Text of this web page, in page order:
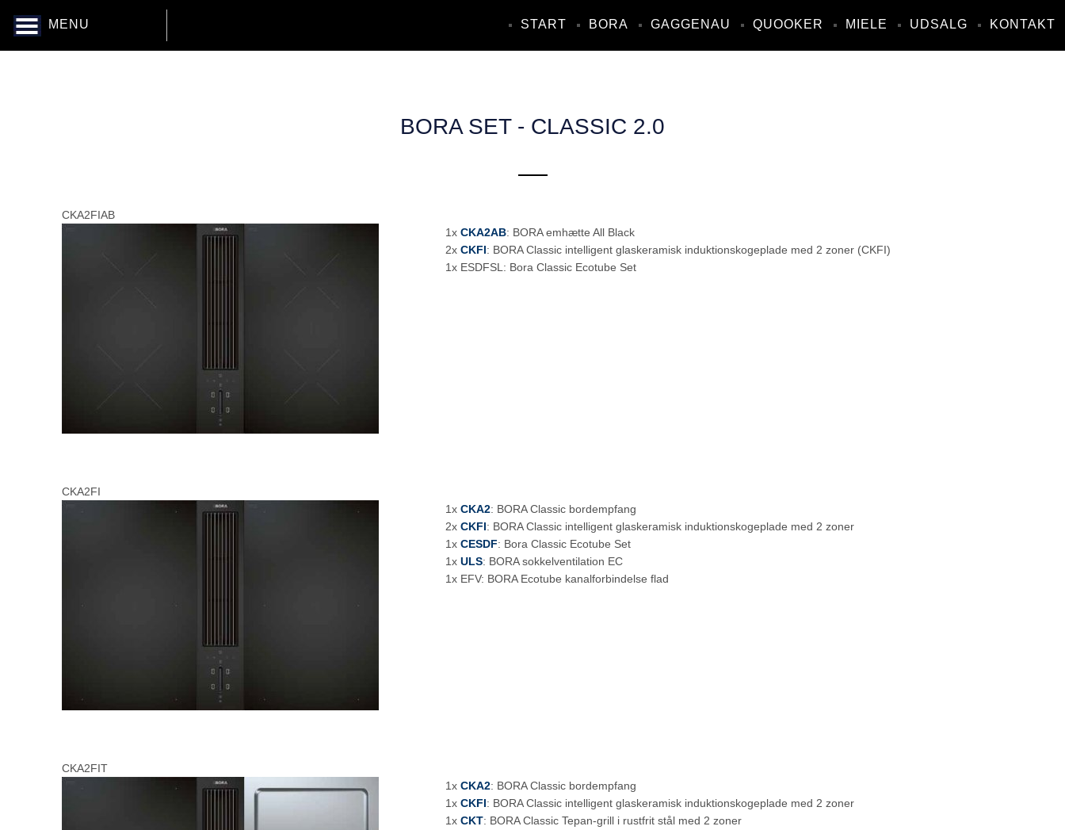
MENU START BORA GAGGENAU QUOOKER MIELE UDSALG KONTAKT
BORA SET - CLASSIC 2.0
CKA2FIAB
1x CKA2AB: BORA emhætte All Black
2x CKFI: BORA Classic intelligent glaskeramisk induktionskogeplade med 2 zoner (CKFI)
1x ESDFSL: Bora Classic Ecotube Set
CKA2FI
1x CKA2: BORA Classic bordempfang
2x CKFI: BORA Classic intelligent glaskeramisk induktionskogeplade med 2 zoner
1x CESDF: Bora Classic Ecotube Set
1x ULS: BORA sokkelventilation EC
1x EFV: BORA Ecotube kanalforbindelse flad
CKA2FIT
1x CKA2: BORA Classic bordempfang
1x CKFI: BORA Classic intelligent glaskeramisk induktionskogeplade med 2 zoner
1x CKT: BORA Classic Tepan-grill i rustfrit stål med 2 zoner